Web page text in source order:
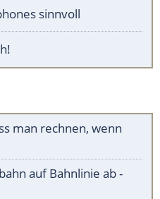
sinnvoll
man rechnen, wenn
auf Bahnlinie ab -